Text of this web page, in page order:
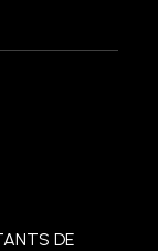
DE